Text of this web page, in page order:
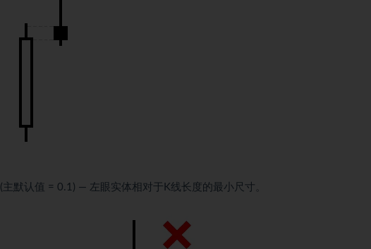
(主默认值 = 0.1) — 左眼实体相对于K线长度的最小尺寸。